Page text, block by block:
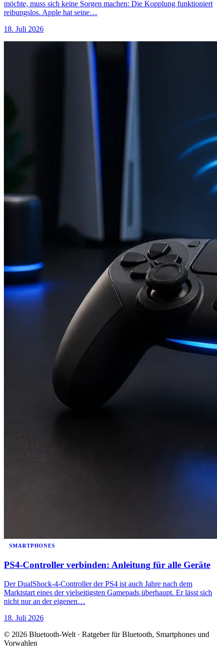
möchte, muss sich keine Sorgen machen: Die Kopplung funktioniert
reibungslos. Apple hat seine…
18. Juli 2026
SMARTPHONES
PS4-Controller verbinden: Anleitung für alle Geräte
Der DualShock-4-Controller der PS4 ist auch Jahre nach dem
Marktstart eines der vielseitigsten Gamepads überhaupt. Er lässt sich
nicht nur an der eigenen…
18. Juli 2026
© 2026 Bluetooth-Welt · Ratgeber für Bluetooth, Smartphones und
Vorwahlen